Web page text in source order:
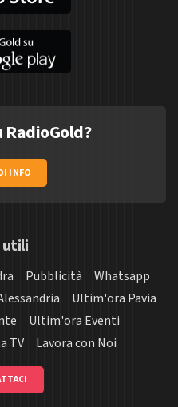
INFO
utili
Pubblicità
Whatsapp
Ultim'ora Pavia
Ultim'ora Eventi
TV Lavora con Noi